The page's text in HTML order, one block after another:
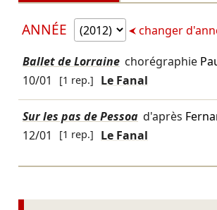
ANNÉE changer
Ballet de Lorraine chorégraphie
10/01
[1 rep.] Le Fanal
Sur les pas de Pessoa d'après
12/01
[1 rep.] Le Fanal